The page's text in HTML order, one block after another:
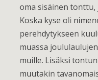
oma sisäinen tonttu,
Koska kyse oli
perehdytykseen
muassa
muille. Lisäksi
muutakin